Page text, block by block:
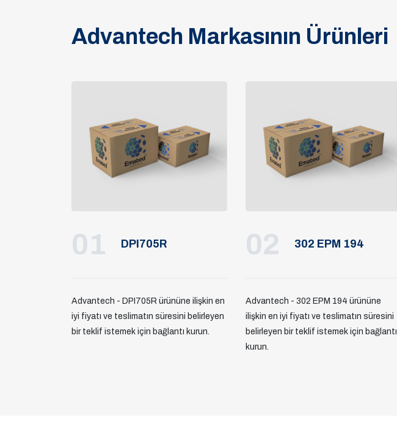
Advantech Markasının Ürünleri
01 DPI705R
Advantech - DPI705R ürününe ilişkin en
iyi fiyatı ve teslimatın süresini belirleyen
bir teklif istemek için bağlantı kurun.
02 302 EPM 194
Advantech - 302 EPM 194 ürününe
ilişkin en iyi fiyatı ve teslimatın süresini
belirleyen bir teklif istemek için bağlantı
kurun.